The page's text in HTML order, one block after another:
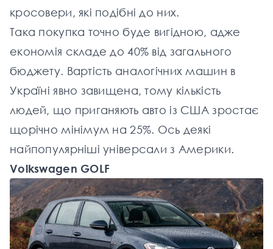
кросовери, які подібні до них.
Така покупка точно буде вигідною, адже
економія складе до 40% від загального
бюджету. Вартість аналогічних машин в
Україні явно завищена, тому кількість
людей, що приганяють авто із СШАзростає
щорічно мінімум на 25%. Ось деякі
найпопулярніші універсали з Америки.
Volkswagen GOLF